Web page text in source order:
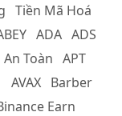
Tiền Mã Hoá
ADA ADS
An Toàn APT
AVAX Barber
Earn